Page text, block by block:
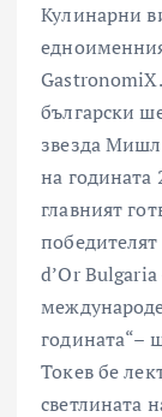
Кулинарни
български
звезда
на
главният
победителят
d’Or
годината“–
Токев бе
светлината